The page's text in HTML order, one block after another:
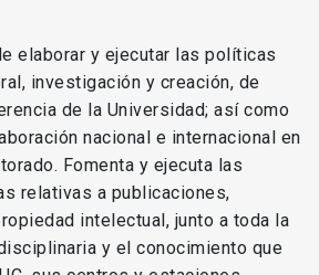
elaborar y ejecutar las políticas
investigación y creación, de
de la Universidad; así como
nacional e internacional en
Fomenta y ejecuta las
relativas a publicaciones,
intelectual, junto a toda la
y el conocimiento que